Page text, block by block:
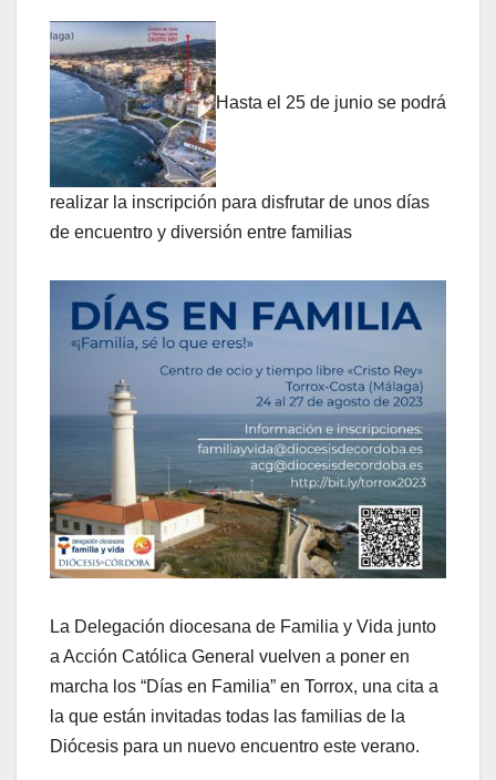
Hasta el 25 de junio se podrá
realizar la inscripción para disfrutar de unos días
de encuentro y diversión entre familias
La Delegación diocesana de Familia y Vida junto
a Acción Católica General vuelven a poner en
marcha los “Días en Familia” en Torrox, una cita a
la que están invitadas todas las familias de la
Diócesis para un nuevo encuentro este verano.